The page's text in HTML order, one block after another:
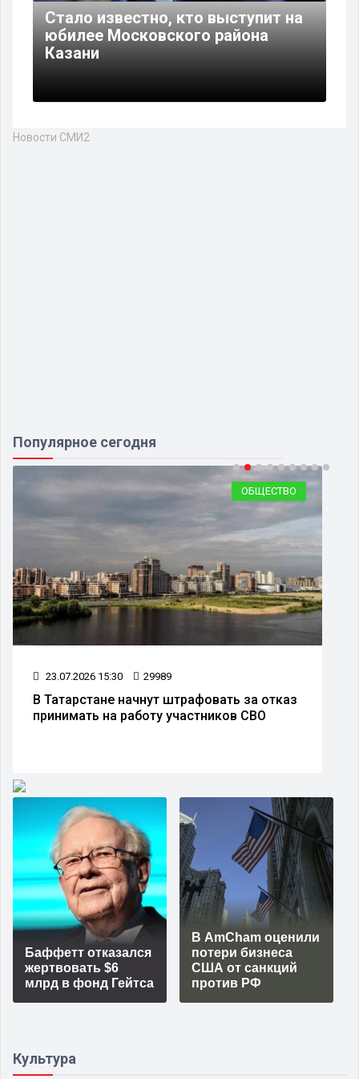
Стало известно, кто выступит на
юбилее Московского района
Казани
Новости СМИ2
Популярное сегодня
ОБЩЕСТВО
23.07.2026 15:30 29989
В Татарстане начнут штрафовать за отказ
принимать на работу участников СВО
Баффетт отказался
жертвовать $6
млрд в фонд Гейтса
В AmCham оценили
потери бизнеса
США от санкций
против РФ
Культура